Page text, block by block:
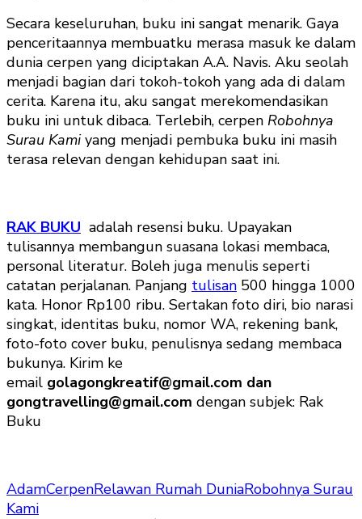
Secara keseluruhan, buku ini sangat menarik. Gaya
penceritaannya membuatku merasa masuk ke dalam
dunia cerpen yang diciptakan A.A. Navis. Aku seolah
menjadi bagian dari tokoh-tokoh yang ada di dalam
cerita. Karena itu, aku sangat merekomendasikan
buku ini untuk dibaca. Terlebih, cerpen Robohnya
Surau Kamiyang menjadi pembuka buku ini masih
terasa relevan dengan kehidupan saat ini.
RAK BUKU adalah resensi buku. Upayakan
tulisannya membangun suasana lokasi membaca,
personal literatur. Boleh juga menulis seperti
catatan perjalanan. Panjang tulisan 500 hingga 1000
kata. Honor Rp100 ribu. Sertakan foto diri, bio narasi
singkat, identitas buku, nomor WA, rekening bank,
foto-foto cover buku, penulisnya sedang membaca
bukunya. Kirim ke
email golagongkreatif@gmail.com dan
gongtravelling@gmail.com dengan subjek: Rak
Buku
AdamCerpenRelawan Rumah DuniaRobohnya Surau
Kami